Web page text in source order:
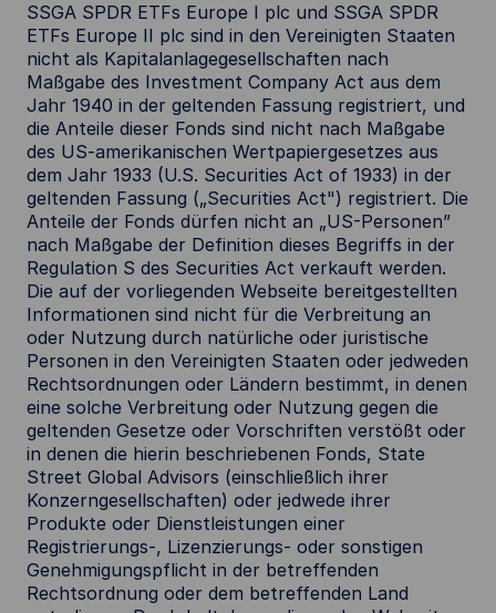
SSGA SPDR ETFs Europe I plc und SSGA SPDR
ETFs Europe II plc sind in den Vereinigten Staaten
nicht als Kapitalanlagegesellschaften nach
Maßgabe des Investment Company Act aus dem
Jahr 1940 in der geltenden Fassung registriert, und
die Anteile dieser Fonds sind nicht nach Maßgabe
des US-amerikanischen Wertpapiergesetzes aus
dem Jahr 1933 (U.S. Securities Act of 1933) in der
geltenden Fassung („Securities Act") registriert. Die
Anteile der Fonds dürfen nicht an „US-Personen”
nach Maßgabe der Definition dieses Begriffs in der
Regulation S des Securities Act verkauft werden.
Die auf der vorliegenden Webseite bereitgestellten
Informationen sind nicht für die Verbreitung an
oder Nutzung durch natürliche oder juristische
Personen in den Vereinigten Staaten oder jedweden
Rechtsordnungen oder Ländern bestimmt, in denen
eine solche Verbreitung oder Nutzung gegen die
geltenden Gesetze oder Vorschriften verstößt oder
in denen die hierin beschriebenen Fonds, State
Street Global Advisors (einschließlich ihrer
Konzerngesellschaften) oder jedwede ihrer
Produkte oder Dienstleistungen einer
Registrierungs-, Lizenzierungs- oder sonstigen
Genehmigungspflicht in der betreffenden
Rechtsordnung oder dem betreffenden Land